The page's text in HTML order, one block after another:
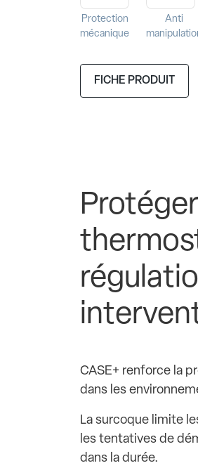
Protection
mécanique
Anti
FICHE PRODUIT
CASE+ renforce la
dans les
La surcoque limite
les tentatives de
dans la durée.